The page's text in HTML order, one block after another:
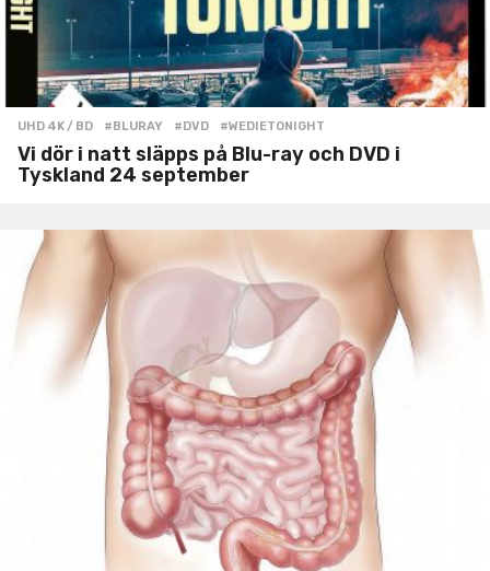
UHD 4K / BD #BLURAY ,#DVD ,#WEDIETONIGHT
Vi dör i natt släpps på Blu-ray och DVD i
Tyskland 24 september